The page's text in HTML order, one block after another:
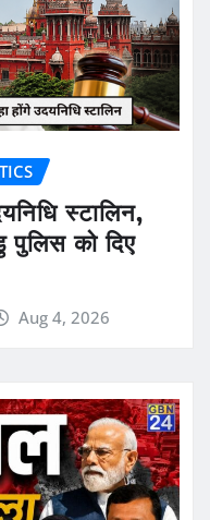
स्टालिन,
पुलिस को दिए
Aug 4, 2026